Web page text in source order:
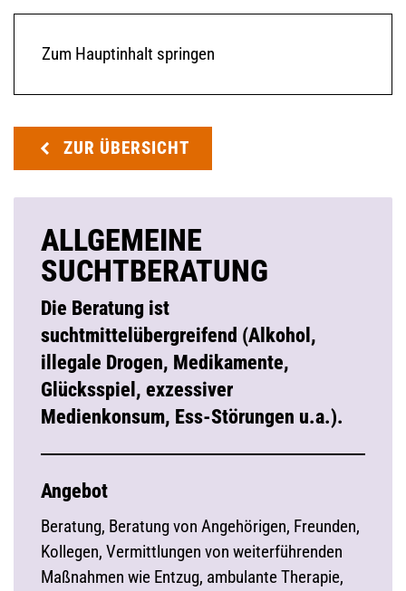
Zum Hauptinhalt springen
ZUR ÜBERSICHT
ALLGEMEINE
SUCHTBERATUNG
Die Beratung ist
suchtmittelübergreifend (Alkohol,
illegale Drogen, Medikamente,
Glücksspiel, exzessiver
Medienkonsum, Ess-Störungen u.a.).
Angebot
Beratung, Beratung von Angehörigen, Freunden,
Kollegen, Vermittlungen von weiterführenden
Maßnahmen wie Entzug, ambulante Therapie,